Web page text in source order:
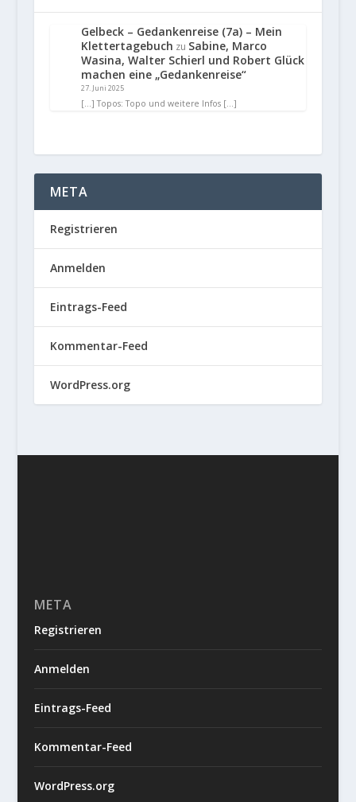
Gelbeck – Gedankenreise (7a) – Mein
Klettertagebuch zu Sabine, Marco
Wasina, Walter Schierl und Robert Glück
machen eine „Gedankenreise“
27. Juni 2025
[…] Topos: Topo und weitere Infos […]
META
Registrieren
Anmelden
Eintrags-Feed
Kommentar-Feed
WordPress.org
META
Registrieren
Anmelden
Eintrags-Feed
Kommentar-Feed
WordPress.org